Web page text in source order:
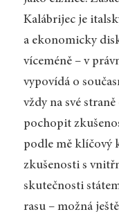
Kalábrijec je
a ekonomicky
víceméně – v
vypovídá o
vždy na své
pochopit
podle mě klíčový
zkušenosti s
skutečnosti
rasu – možná